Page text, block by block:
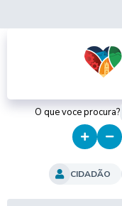
O que voce procura?
CIDADÃO